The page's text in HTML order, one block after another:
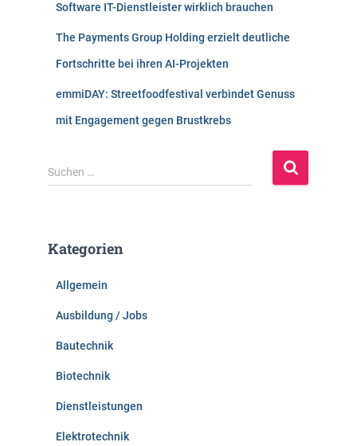
Software IT-Dienstleister wirklich brauchen
The Payments Group Holding erzielt deutliche
Fortschritte bei ihren AI-Projekten
emmiDAY: Streetfoodfestival verbindet Genuss
mit Engagement gegen Brustkrebs
S
u
n
Suchen …
Kategorien
Allgemein
Ausbildung / Jobs
Bautechnik
Biotechnik
Dienstleistungen
Elektrotechnik